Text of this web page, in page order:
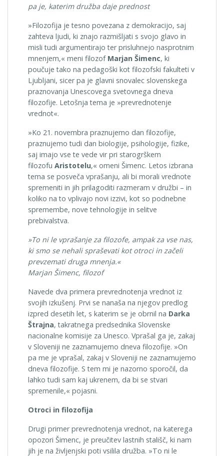
pa je, katerim družba daje prednost
»Filozofija je tesno povezana z demokracijo, saj
zahteva ljudi, ki znajo razmišljati s svojo glavo in
misli tudi argumentirajo ter prisluhnejo nasprotnim
mnenjem,« meni filozof Marjan Šimenc, ki
poučuje tako na pedagoški kot filozofski fakulteti v
Ljubljani, sicer pa je glavni snovalec slovenskega
praznovanja Unescovega svetovnega dneva
filozofije. Letošnja tema je »prevrednotenje
vrednot«.
»Ko 21. novembra praznujemo dan filozofije,
praznujemo tudi dan biologije, psihologije, fizike,
saj imajo vse te vede vir pri starogrškem
filozofu Aristotelu,« omeni Šimenc. Letos izbrana
tema se posveča vprašanju, ali bi morali vrednote
spremeniti in jih prilagoditi razmeram v družbi – in
koliko na to vplivajo novi izzivi, kot so podnebne
spremembe, nove tehnologije in selitve
prebivalstva.
»To ni le vprašanje za filozofe, ampak za vse nas,
ki smo se nehali spraševati kot otroci in začeli
prevzemati druga mnenja.«
Marjan Šimenc, filozof
Navede dva primera prevrednotenja vrednot iz
svojih izkušenj. Prvi se nanaša na njegov predlog
izpred desetih let, s katerim se je obrnil na Darka
Štrajna, takratnega predsednika Slovenske
nacionalne komisije za Unesco. Vprašal ga je, zakaj
v Sloveniji ne zaznamujemo dneva filozofije. »On
pa me je vprašal, zakaj v Sloveniji ne zaznamujemo
dneva filozofije. S tem mi je nazorno sporočil, da
lahko tudi sam kaj ukrenem, da bi se stvari
spremenile,« pojasni.
Otroci in filozofija
Drugi primer prevrednotenja vrednot, na katerega
opozori Šimenc, je preučitev lastnih stališč, ki nam
jih je na življenjski poti vsilila družba. »To ni le